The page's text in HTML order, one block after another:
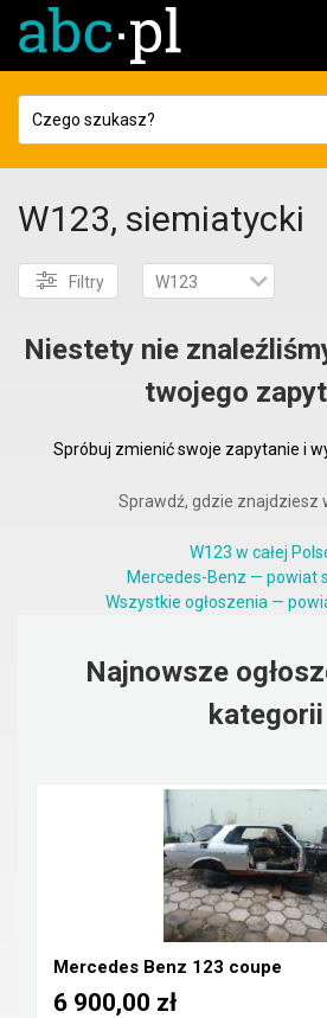
W123, siemiatycki
Filtry W123
Niestety nie
twojego
Spróbuj zmienić swoje zapytanie i
Sprawdź, gdzie znajdziesz
W123 w całej
Mercedes-Benz — powiat
Wszystkie ogłoszenia —
Najnowsze
kategorii
Mercedes Benz 123 coupe
6 900,00 zł